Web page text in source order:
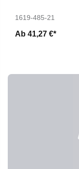
1619-485-21
Ab 41,27 €*